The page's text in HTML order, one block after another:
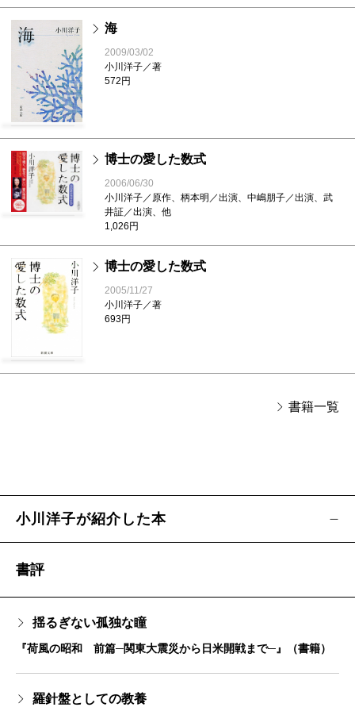
海
2009/03/02
小川洋子／著
572円
博士の愛した数式
2006/06/30
小川洋子／原作、柄本明／出演、中嶋朋子／出演、武
井証／出演、他
1,026円
博士の愛した数式
2005/11/27
小川洋子／著
693円
書籍一覧
小川洋子が紹介した本
書評
揺るぎない孤独な瞳
『荷風の昭和 前篇─関東大震災から日米開戦まで─』（書籍）
羅針盤としての教養